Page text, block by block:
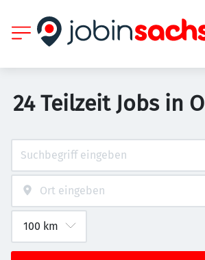
24 Teilzeit Jobs in